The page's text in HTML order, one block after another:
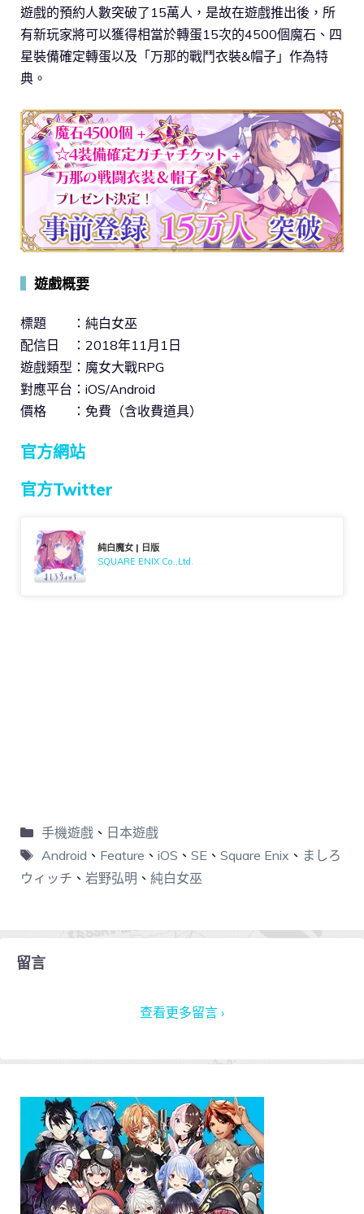
遊戲的預約人數突破了15萬人，是故在遊戲推出後，所
有新玩家將可以獲得相當於轉蛋15次的4500個魔石、四
星裝備確定轉蛋以及「万那的戰鬥衣裝&帽子」作為特
典。
遊戲概要
標題 ：純白女巫
配信日 ：2018年11月1日
遊戲類型：魔女大戰RPG
對應平台：iOS/Android
價格 ：免費（含收費道具）
官方網站
官方Twitter
純白魔女 | 日版
SQUARE ENIX Co.,Ltd.
手機遊戲、 日本遊戲
Android 、 Feature 、 iOS 、 SE 、 Square Enix 、 ましろ
ウィッチ 、 岩野弘明 、 純白女巫
留言
查看更多留言 ›